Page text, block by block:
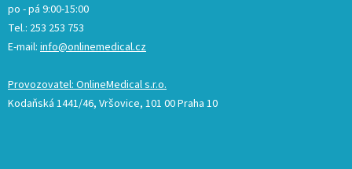
po - pá 9:00-15:00
Tel.: 253 253 753
E-mail: info@onlinemedical.cz
Provozovatel: OnlineMedical s.r.o.
Kodaňská 1441/46, Vršovice, 101 00 Praha 10